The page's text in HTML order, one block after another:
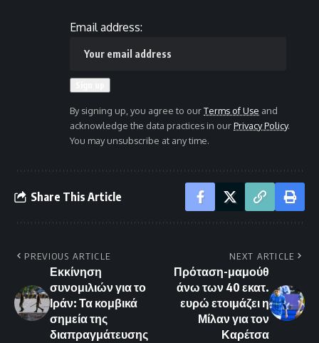
Email address:
By signing up, you agree to ourTerms of Use and
acknowledge the data practices in ourPrivacy Policy.
You may unsubscribe at any time.
Share This Article
PREVIOUS ARTICLE
Εκκίνηση
συνομιλιών για το
Ιράν: Τα κομβικά
σημεία της
διαπραγμάτευσης
NEXT ARTICLE
Πρόταση-μαμούθ
άνω των 40 εκατ.
ευρώ ετοιμάζει η
Μίλαν για τον
Καρέτσα